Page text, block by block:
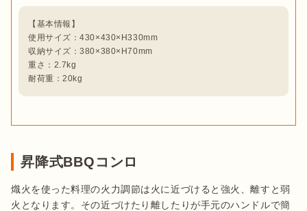
【基本情報】
使用サイズ：430×430×H330mm
収納サイズ：380×380×H70mm
重さ：2.7kg
耐荷重：20kg
昇降式BBQコンロ
熾火を使った料理の火力調節は火に近づけると強火、離すと弱
火となります。その近づけたり離したりが手元のハンドルで簡